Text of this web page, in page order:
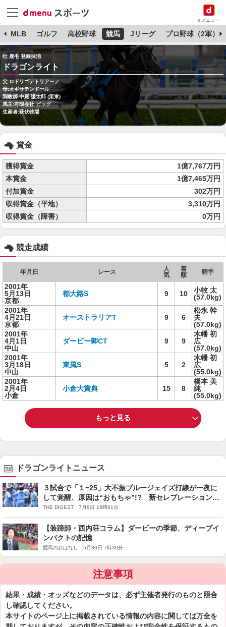
dメニュー
MLB ゴルフ 高校野球 競馬 Jリーグ プロ野球（2軍）
牡 鹿毛 登録抹消
ドラゴンライト
父:ロドリゴデトリアーノ
母:オギサテンドール
調教師:中尾 謙太郎 (栗東)
馬主:有限会社 ビッグ
生産者:荻伏牧場
賞金
獲得賞金
1億7,767万円
本賞金
1億7,465万円
付加賞金
302万円
収得賞金（平地）
3,310万円
収得賞金（障害）
0万円
競走成績
年月日 レース
人
気
着
順
騎手
2001年
5月13日
京都
都大路S 9 10
小牧 太
(57.0kg)
2001年
4月21日
京都
オーストラリアT 9 6
松永 幹
夫
(57.0kg)
2001年
4月1日
中山
ダービー卿CT 9 9
木幡 初
広
(57.0kg)
2001年
3月18日
中山
東風S 5 2
木幡 初
広
(55.0kg)
2001年
2月4日
小倉
小倉大賞典 15 8
橋本 美
純
(55.0kg)
もっと見る
ドラゴンライトニュース
３試合で「１−25」大不振ブルージェイズ打線が一夜に
して覚醒、原因は“おもちゃ”!? 新セレブレーション導
入後は「19−３」で２戦２勝
THE DIGEST 7月9日 16時41分
【装蹄師・西内荘コラム】ダービーの季節、ディープイ
ンパクトの記憶
競馬のおはなし 5月30日 7時30分
注意事項
結果・成績・オッズなどのデータは、必ず主催者発行のものと照合
し確認してください。
本サイトのページ上に掲載されている情報の内容に関しては万全を